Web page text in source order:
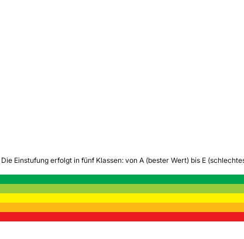
Die Einstufung erfolgt in fünf Klassen: von A (bester Wert) bis E